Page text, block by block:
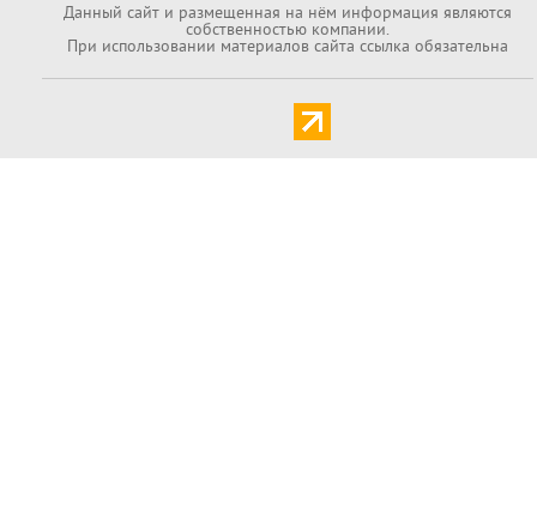
Данный cайт и размещенная на нём информация являются
собственностью компании.
При использовании материалов сайта ссылка обязательна